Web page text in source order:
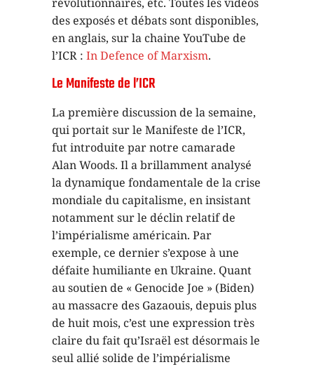
révolutionnaires, etc. Toutes les vidéos
des exposés et débats sont disponibles,
en anglais, sur la chaine YouTube de
l’ICR : In Defence of Marxism.
Le Manifeste de l’ICR
La première discussion de la semaine,
qui portait sur le Manifeste de l’ICR,
fut introduite par notre camarade
Alan Woods. Il a brillamment analysé
la dynamique fondamentale de la crise
mondiale du capitalisme, en insistant
notamment sur le déclin relatif de
l’impérialisme américain. Par
exemple, ce dernier s’expose à une
défaite humiliante en Ukraine. Quant
au soutien de « Genocide Joe » (Biden)
au massacre des Gazaouis, depuis plus
de huit mois, c’est une expression très
claire du fait qu’Israël est désormais le
seul allié solide de l’impérialisme